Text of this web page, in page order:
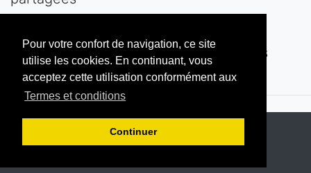
Pour votre confort de navigation, ce site
utilise les cookies. En continuant, vous
acceptez cette utilisation conformément aux
Termes et conditions
Continuer
Contactez-nous! Nous vous répondons
vite...
Copyright © 2026